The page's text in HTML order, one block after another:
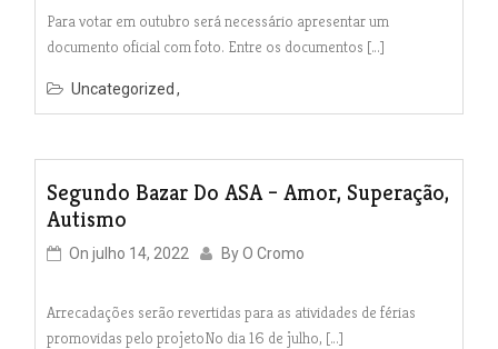
Para votar em outubro será necessário apresentar um
documento oficial com foto. Entre os documentos […]
Uncategorized
Segundo Bazar Do ASA – Amor, Superação,
Autismo
On julho 14, 2022 ByO Cromo
Arrecadações serão revertidas para as atividades de férias
promovidas pelo projetoNo dia 16 de julho, […]